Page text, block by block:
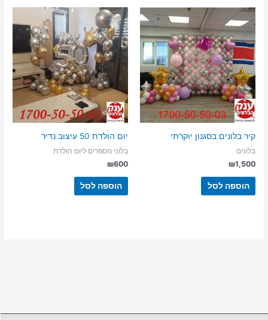
קיר בלונים בסגנון יוקרתי
בלונים
₪1,500
הוספה לסל
יום הולדת 50 עיצוב נדיר
בלוני מספרים ליום הולדת
₪600
הוספה לסל